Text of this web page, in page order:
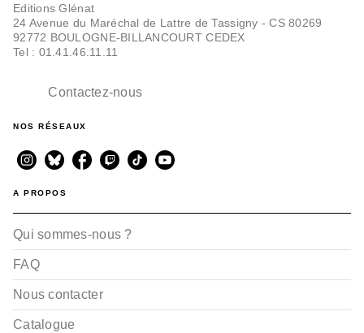
Editions Glénat
24 Avenue du Maréchal de Lattre de Tassigny - CS 80269
92772 BOULOGNE-BILLANCOURT CEDEX
Tel : 01.41.46.11.11
Contactez-nous
NOS RÉSEAUX
A PROPOS
Qui sommes-nous ?
FAQ
Nous contacter
Catalogue